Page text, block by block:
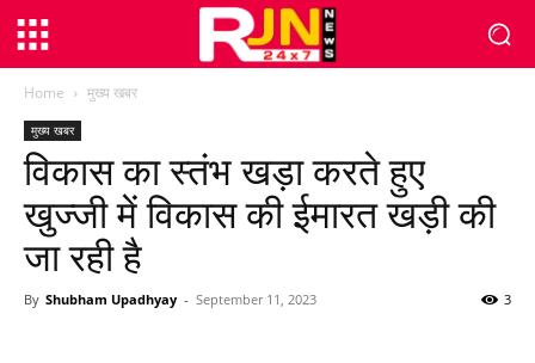
Home मुख्य खबर
मुख्य खबर
विकास का स्तंभ खड़ा करते हुए
खुज्जी में विकास की ईमारत खड़ी की
जा रही है
By Shubham Upadhyay - September 11, 2023 3